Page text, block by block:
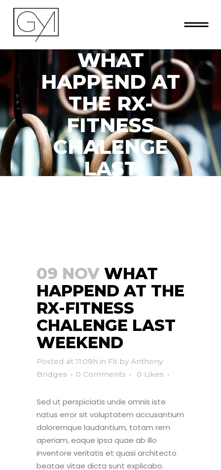
WHAT
HAPPEND AT
THE RX-
FITNESS
CHALENGE
LAST
09 NOV WHAT
HAPPEND AT THE
RX-FITNESS
CHALENGE LAST
WEEKEND
Posted at 11:09h in Fit by Anthony
Bridges
0 Comments 0 Likes
Sed ut perspiciatis unde omnis iste
natus error sit voluptatem accusantium
doloremque laudantium, totam rem
aperiam, eaque ipsa quae ab illo
inventore veritatis et quasi architecto
beatae vitae dicta sunt explicabo.